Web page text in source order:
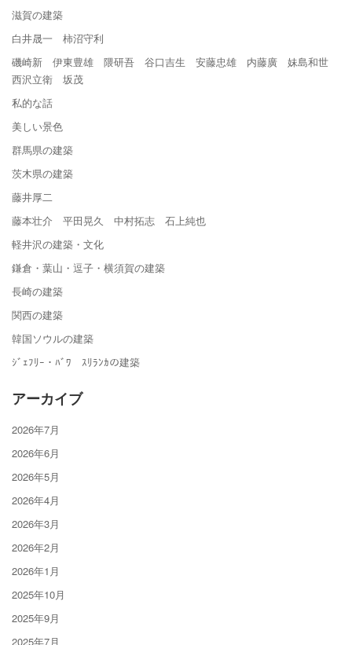
滋賀の建築
白井晟一 柿沼守利
磯崎新 伊東豊雄 隈研吾 谷口吉生 安藤忠雄 内藤廣 妹島和世
西沢立衛 坂茂
私的な話
美しい景色
群馬県の建築
茨木県の建築
藤井厚二
藤本壮介 平田晃久 中村拓志 石上純也
軽井沢の建築・文化
鎌倉・葉山・逗子・横須賀の建築
長崎の建築
関西の建築
韓国ソウルの建築
ｼﾞｪﾌﾘｰ・ﾊﾞﾜ ｽﾘﾗﾝｶの建築
アーカイブ
2026年7月
2026年6月
2026年5月
2026年4月
2026年3月
2026年2月
2026年1月
2025年10月
2025年9月
2025年7月